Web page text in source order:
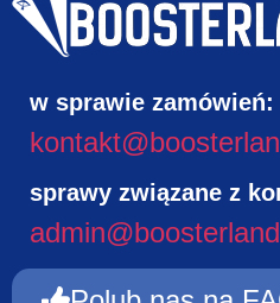
w sprawie zamówień:
sprawy związane z